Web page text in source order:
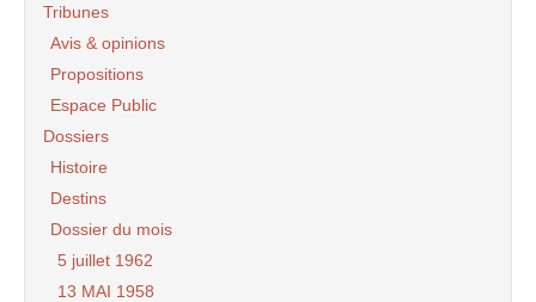
Tribunes
Avis & opinions
Propositions
Espace Public
Dossiers
Histoire
Destins
Dossier du mois
5 juillet 1962
13 MAI 1958